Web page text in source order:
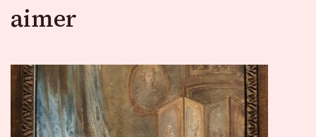
aimer